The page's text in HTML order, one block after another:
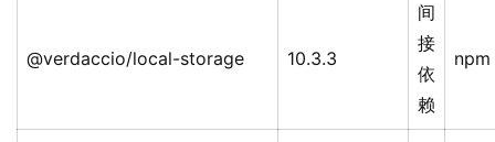
@verdaccio/local-storage 10.3.3
间
接
依
赖
npm